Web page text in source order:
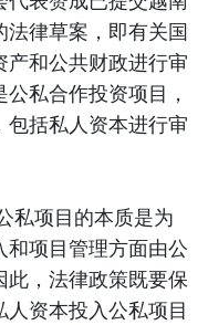
律草案，即有关国
和公共财政进行审
私合作投资项目，
括私人资本进行审
私项目的本质是为
项目管理方面由公
，法律政策既要保
资本投入公私项目